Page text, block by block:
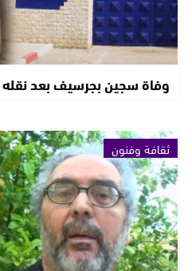
وفاة سجين بجرسيف بعد
ثقافة وفنون